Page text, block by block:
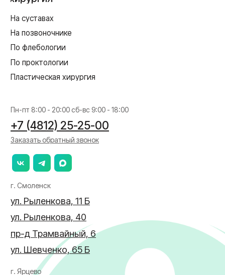
Политика в отношении обработки персональных данных